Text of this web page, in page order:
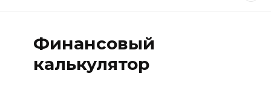
Финансовый
калькулятор